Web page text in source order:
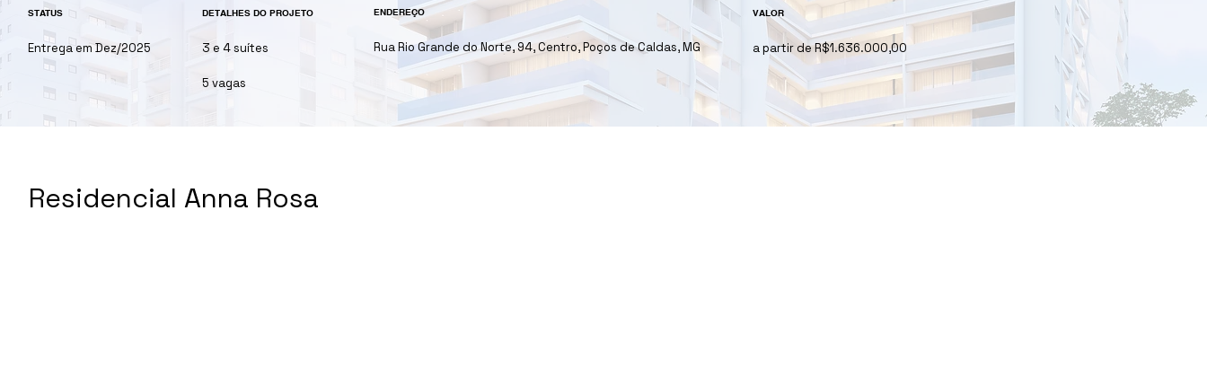
STATUS
Entrega em Dez/2025
DETALHES DO PROJETO
3 e 4 suítes
5 vagas
ENDEREÇO
Rua Rio Grande do Norte, 94, Centro, Poços de Caldas, MG
VALOR
a partir de R$1.636.000,00
Residencial Anna Rosa